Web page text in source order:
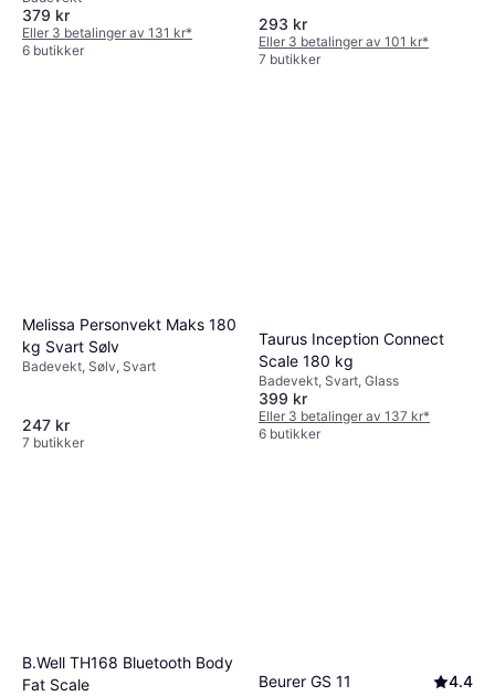
379 kr
Eller 3 betalinger av 131 kr*
6 butikker
Kroppsfett, BMI, Hvit, Glass
293 kr
Eller 3 betalinger av 101 kr*
7 butikker
Melissa Personvekt Maks 180
kg Svart Sølv
Badevekt, Sølv, Svart
247 kr
7 butikker
Taurus Inception Connect
Scale 180 kg
Badevekt, Svart, Glass
399 kr
Eller 3 betalinger av 137 kr*
6 butikker
B.Well TH168 Bluetooth Body
Fat Scale
Beurer GS 11 4.4